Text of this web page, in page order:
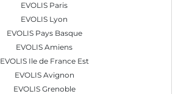
EVOLIS Paris
EVOLIS Lyon
EVOLIS Pays Basque
EVOLIS Amiens
EVOLIS Ile de France Est
EVOLIS Avignon
EVOLIS Grenoble